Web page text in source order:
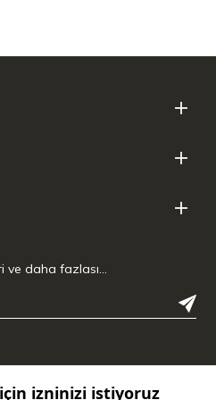
daha fazlası…